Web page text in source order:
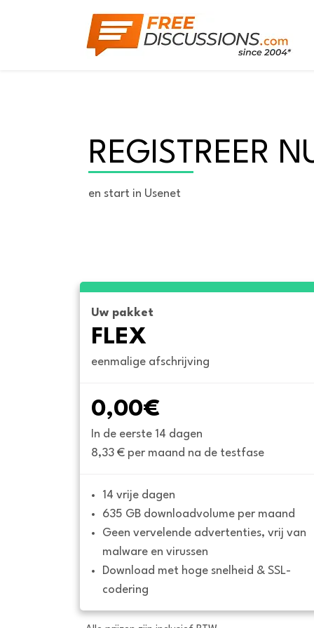
REGISTREER
en start in Usenet
Uw pakket
FLEX
eenmalige afschrijving
0,00€
In de eerste 14 dagen
8,33 € per maand na de testfase
14 vrije dagen
635 GB downloadvolume per maand
Geen vervelende advertenties, vrij van
malware en virussen
Download met hoge snelheid & SSL-
codering